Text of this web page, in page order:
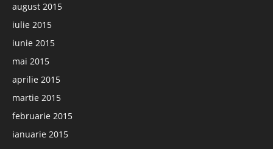
august 2015
iulie 2015
iunie 2015
mai 2015
aprilie 2015
martie 2015
februarie 2015
ianuarie 2015